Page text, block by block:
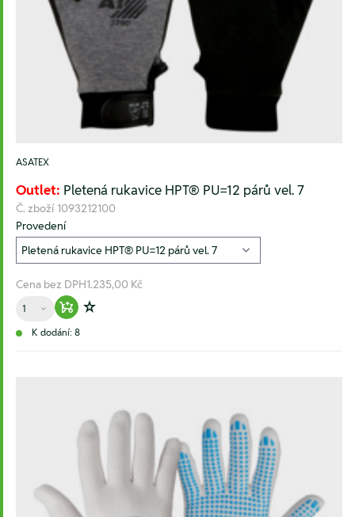
ASATEX
Outlet: Pletená rukavice HPT® PU=12 párů vel. 7
Č. zboží 1093212100
Provedení
Cena bez DPH1.235,00 Kč
Množství
Warenkorb hinzufügen
Zur Wunschliste hinzufügen
K dodání: 8